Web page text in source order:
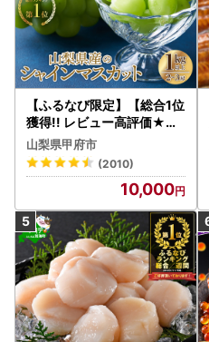
【ふるなび限定】【総合1位
獲得!! レビュー高評価★】
〈2026年度配送分〉山梨
県産 シャインマスカット 2
～3房（1.0kg以上）シャイ
ン フルーツ FN-Limited-S
P
山梨県甲府市
(2010)
10,000